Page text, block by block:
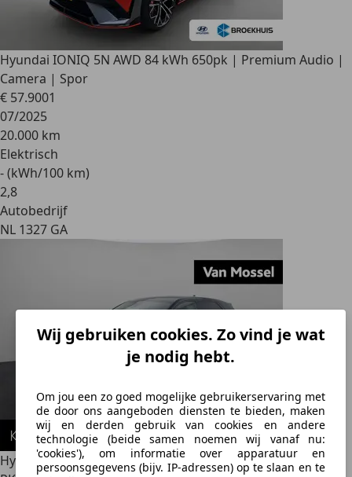
Wij gebruiken cookies. Zo vind je wat
je nodig hebt.
Om jou een zo goed mogelijke gebruikerservaring met
de door ons aangeboden diensten te bieden, maken
wij en derden gebruik van cookies en andere
technologie (beide samen noemen wij vanaf nu:
'cookies'), om informatie over apparatuur en
persoonsgegevens (bijv. IP-adressen) op te slaan en te
Hyundai IONIQ 5N AWD 84 kWh 650pk | Premium Audio |
Camera | Spor
€ 57.9001
07/2025
20.000 km
Elektrisch
- (kWh/100 km)
2,8
Autobedrijf
NL 1327 GA
Hyundai IONIQ 5N AWD 84 kWh | Unieke rijbeleving | 650